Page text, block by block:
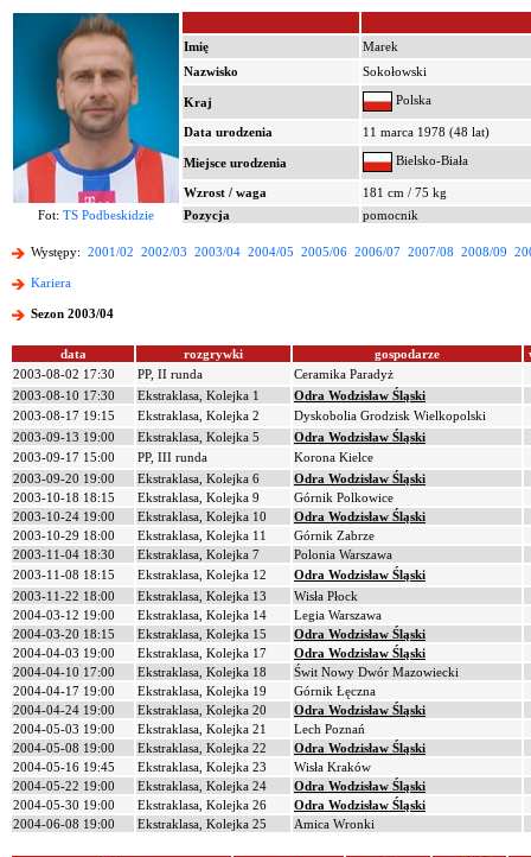
Imię
Marek
Nazwisko
Sokołowski
Kraj Polska
Data urodzenia 11 marca 1978 (48 lat)
Miejsce urodzenia Bielsko-Biała
Wzrost / waga
181 cm / 75 kg
Fot: TS Podbeskidzie Pozycja pomocnik
Występy: 2001/02 2002/03 2003/04 2004/05 2005/06 2006/07 2007/08 2008/09
Kariera
Sezon 2003/04
data rozgrywki gospodarze
2003-08-02 17:30
PP, II runda
Ceramika Paradyż
2003-08-10 17:30
Ekstraklasa, Kolejka 1
Odra Wodzisław Śląski
2003-08-17 19:15
Ekstraklasa, Kolejka 2
Dyskobolia Grodzisk Wielkopolski
2003-09-13 19:00
Ekstraklasa, Kolejka 5
Odra Wodzisław Śląski
2003-09-17 15:00
PP, III runda
Korona Kielce
2003-09-20 19:00
Ekstraklasa, Kolejka 6
Odra Wodzisław Śląski
2003-10-18 18:15
Ekstraklasa, Kolejka 9
Górnik Polkowice
2003-10-24 19:00
Ekstraklasa, Kolejka 10
Odra Wodzisław Śląski
2003-10-29 18:00
Ekstraklasa, Kolejka 11
Górnik Zabrze
2003-11-04 18:30
Ekstraklasa, Kolejka 7
Polonia Warszawa
2003-11-08 18:15
Ekstraklasa, Kolejka 12
Odra Wodzisław Śląski
2003-11-22 18:00
Ekstraklasa, Kolejka 13
Wisła Płock
2004-03-12 19:00
Ekstraklasa, Kolejka 14
Legia Warszawa
2004-03-20 18:15
Ekstraklasa, Kolejka 15
Odra Wodzisław Śląski
2004-04-03 19:00
Ekstraklasa, Kolejka 17
Odra Wodzisław Śląski
2004-04-10 17:00
Ekstraklasa, Kolejka 18
Świt Nowy Dwór Mazowiecki
2004-04-17 19:00
Ekstraklasa, Kolejka 19
Górnik Łęczna
2004-04-24 19:00
Ekstraklasa, Kolejka 20
Odra Wodzisław Śląski
2004-05-03 19:00
Ekstraklasa, Kolejka 21
Lech Poznań
2004-05-08 19:00
Ekstraklasa, Kolejka 22
Odra Wodzisław Śląski
2004-05-16 19:45
Ekstraklasa, Kolejka 23
Wisła Kraków
2004-05-22 19:00
Ekstraklasa, Kolejka 24
Odra Wodzisław Śląski
2004-05-30 19:00
Ekstraklasa, Kolejka 26
Odra Wodzisław Śląski
2004-06-08 19:00
Ekstraklasa, Kolejka 25 Amica Wronki